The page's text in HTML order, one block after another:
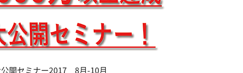
公開セミナー2017 8月-10月